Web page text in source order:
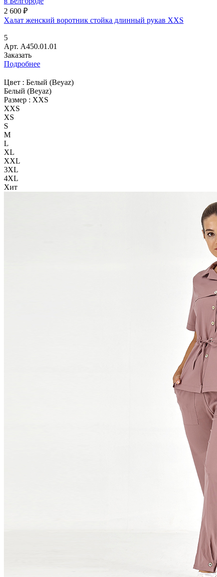
2 600 ₽
Халат женский воротник стойка длинный рукав XXS
5
Арт. A450.01.01
Заказать
Подробнее
Цвет : Белый (Beyaz)
Белый (Beyaz)
Размер : XXS
XXS
XS
S
M
L
XL
XXL
3XL
4XL
Хит